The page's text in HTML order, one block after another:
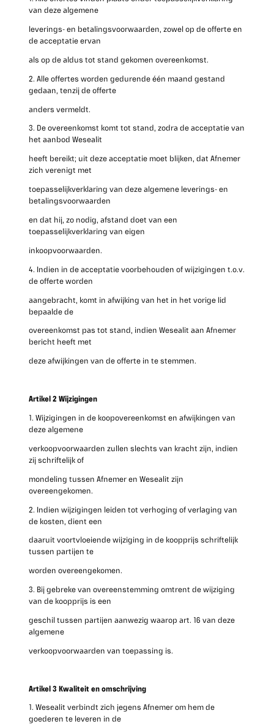
van deze algemene
leverings- en betalingsvoorwaarden, zowel op de offerte en
de acceptatie ervan
als op de aldus tot stand gekomen overeenkomst.
2. Alle offertes worden gedurende één maand gestand
gedaan, tenzij de offerte
anders vermeldt.
3. De overeenkomst komt tot stand, zodra de acceptatie van
het aanbod Wesealit
heeft bereikt; uit deze acceptatie moet blijken, dat Afnemer
zich verenigt met
toepasselijkverklaring van deze algemene leverings- en
betalingsvoorwaarden
en dat hij, zo nodig, afstand doet van een
toepasselijkverklaring van eigen
inkoopvoorwaarden.
4. Indien in de acceptatie voorbehouden of wijzigingen t.o.v.
de offerte worden
aangebracht, komt in afwijking van het in het vorige lid
bepaalde de
overeenkomst pas tot stand, indien Wesealit aan Afnemer
bericht heeft met
deze afwijkingen van de offerte in te stemmen.
Artikel 2 Wijzigingen
1. Wijzigingen in de koopovereenkomst en afwijkingen van
deze algemene
verkoopvoorwaarden zullen slechts van kracht zijn, indien
zij schriftelijk of
mondeling tussen Afnemer en Wesealit zijn
overeengekomen.
2. Indien wijzigingen leiden tot verhoging of verlaging van
de kosten, dient een
daaruit voortvloeiende wijziging in de koopprijs schriftelijk
tussen partijen te
worden overeengekomen.
3. Bij gebreke van overeenstemming omtrent de wijziging
van de koopprijs is een
geschil tussen partijen aanwezig waarop art. 16 van deze
algemene
verkoopvoorwaarden van toepassing is.
Artikel 3 Kwaliteit en omschrijving
1. Wesealit verbindt zich jegens Afnemer om hem de
goederen te leveren in de